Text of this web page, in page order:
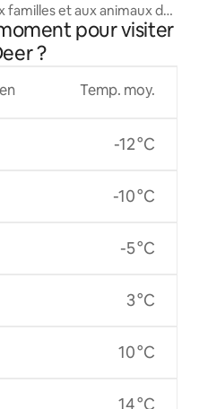
familles et aux animaux de
pour visiter
?
Temp. moy.
-12 °C
-10 °C
-5 °C
3 °C
10 °C
14 °C